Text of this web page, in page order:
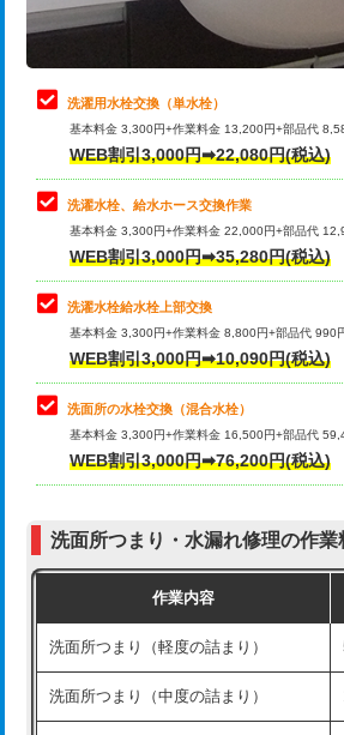
給水管工事※（ライニング鋼管・銅
管・ポリ管・HT管使用/3ｍまで)
給水管工事※（ライニング鋼管・銅
管・ポリ管・HT管使用/3ｍ超え)
排水管工事（土の掘削・埋め戻し作
業）
排水管工事（排水管工事/3ｍまで）
排水管工事（追加 排水管工事/3ｍ超
え）
マス交換（土の掘削・埋め戻し作業）
マス交換（深さ50㎝未満）
マス交換（深さ50㎝以上）
モルタル補修（厚さ10㎝まで）
モルタル補修（厚さ10㎝超え）
洗面台設置
理・調整・分解・加工など（軽作業）
止水・漏水調査・防水処理・清掃・修
理・調整・分解・加工など（中作業）
止水・漏水調査・防水処理・清掃・修
理・調整・分解・加工など（重作業）
キッチンタンク脱着
その他部品の脱着
交換・取付（タンク）
交換・取付(単水栓（壁付・デッキ
式）)
交換・取付(混合水栓（壁付・デッキ
式・ワンホール）)
（P/S/ポップアップ））
交換・取付（その他部品）
持込商品取付（単水栓）
持込商品取付（混合水栓）
持込商品取付（浄水器・分岐水栓）
洗濯用水栓交換（単水栓）
基本料金 3,300円+作業料金 13,200円+部品代
WEB割引3,000円➡22,080円(税込)
洗濯水栓、給水ホース交換作業
基本料金 3,300円+作業料金 22,000円+部品代
WEB割引3,000円➡35,280円(税込)
洗濯水栓給水栓上部交換
基本料金 3,300円+作業料金 8,800円+部品代 990
WEB割引3,000円➡10,090円(税込)
洗面所の水栓交換（混合水栓）
基本料金 3,300円+作業料金 16,500円+部品代
WEB割引3,000円➡76,200円(税込)
洗面所つまり・水漏れ修理の作業
作業内容
洗面所つまり（軽度の詰まり）
洗面所つまり（中度の詰まり）